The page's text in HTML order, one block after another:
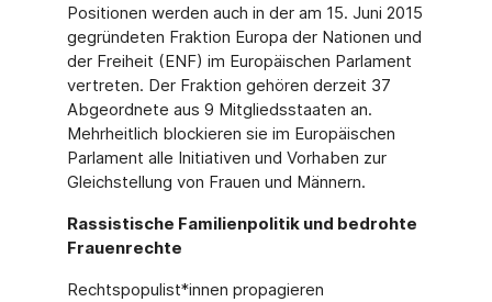
Positionen werden auch in der am 15. Juni 2015
gegründeten Fraktion Europa der Nationen und
der Freiheit (ENF) im Europäischen Parlament
vertreten. Der Fraktion gehören derzeit 37
Abgeordnete aus 9 Mitgliedsstaaten an.
Mehrheitlich blockieren sie im Europäischen
Parlament alle Initiativen und Vorhaben zur
Gleichstellung von Frauen und Männern.
Rassistische Familienpolitik und bedrohte
Frauenrechte
Rechtspopulist*innen propagieren